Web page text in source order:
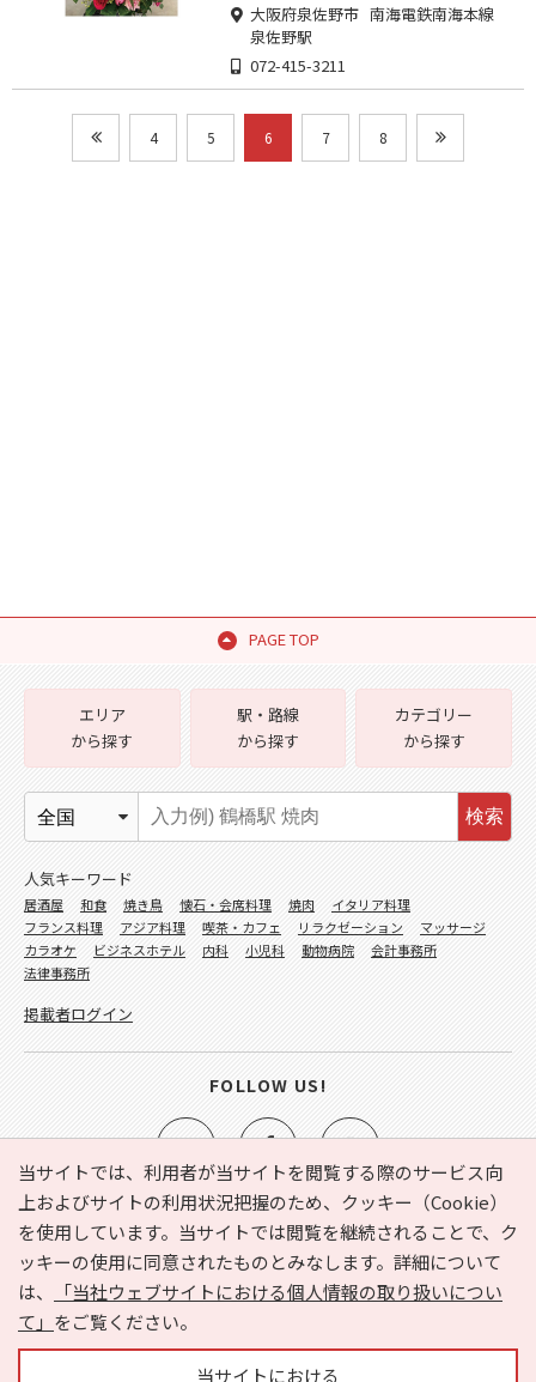
大阪府泉佐野市 南海電鉄南海本線
泉佐野駅
072-415-3211
4 5 6 7 8
PAGE TOP
当サイトでは、利用者が当サイトを閲覧する際のサービス向
上およびサイトの利用状況把握のため、クッキー（Cookie）
を使用しています。当サイトでは閲覧を継続されることで、ク
ッキーの使用に同意されたものとみなします。詳細について
は、
「当社ウェブサイトにおける個人情報の取り扱いについ
て」 をご覧ください。
当サイトにおける
e-NAVITA（イーナビタ）とは？ お気に入り
ヘルプ
利用規約
個人情報の取り扱いについて
運営会社
サイトマップ
広告掲載に関するお問い合わせ
エリア
から探す
駅・路線
から探す
カテゴリー
から探す
検索
人気キーワード
居酒屋 和食 焼き鳥 懐石・会席料理 焼肉
イタリア料理
フランス料理
アジア料理 喫茶・カフェ リラクゼーション
マッサージ
カラオケ
ビジネスホテル 内科 小児科 動物病院
会計事務所
法律事務所
掲載者ログイン
FOLLOW US!